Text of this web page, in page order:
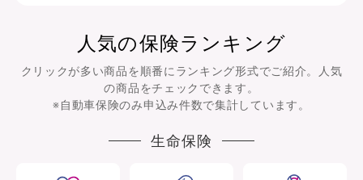
人気の保険ランキング
クリックが多い商品を順番にランキング形式でご紹介。人気
の商品をチェックできます。
※自動車保険のみ申込み件数で集計しています。
生命保険